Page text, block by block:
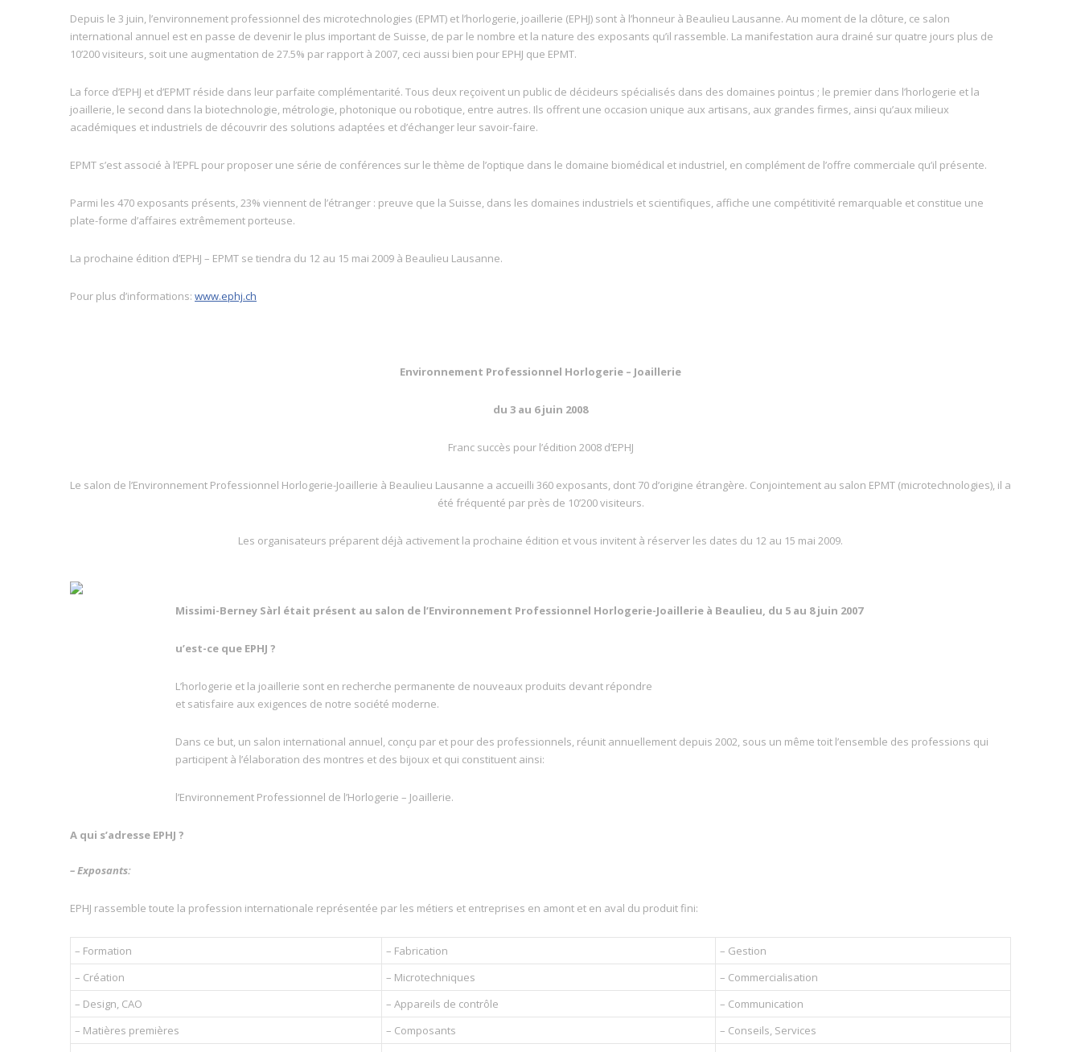
Depuis le 3 juin, l’environnement professionnel des microtechnologies (EPMT) et l’horlogerie, joaillerie (EPHJ) sont à l’honneur à Beaulieu Lausanne. Au moment de la clôture, ce salon
international annuel est en passe de devenir le plus important de Suisse, de par le nombre et la nature des exposants qu’il rassemble. La manifestation aura drainé sur quatre jours plus de
10’200 visiteurs, soit une augmentation de 27.5% par rapport à 2007, ceci aussi bien pour EPHJ que EPMT.
La force d’EPHJ et d’EPMT réside dans leur parfaite complémentarité. Tous deux reçoivent un public de décideurs spécialisés dans des domaines pointus ; le premier dans l’horlogerie et la
joaillerie, le second dans la biotechnologie, métrologie, photonique ou robotique, entre autres. Ils offrent une occasion unique aux artisans, aux grandes firmes, ainsi qu’aux milieux
académiques et industriels de découvrir des solutions adaptées et d’échanger leur savoir-faire.
EPMT s’est associé à l’EPFL pour proposer une série de conférences sur le thème de l’optique dans le domaine biomédical et industriel, en complément de l’offre commerciale qu’il présente.
Parmi les 470 exposants présents, 23% viennent de l’étranger : preuve que la Suisse, dans les domaines industriels et scientifiques, affiche une compétitivité remarquable et constitue une
plate-forme d’affaires extrêmement porteuse.
La prochaine édition d’EPHJ – EPMT se tiendra du 12 au 15 mai 2009 à Beaulieu Lausanne.
Pour plus d’informations: www.ephj.ch
Environnement Professionnel Horlogerie – Joaillerie
du 3 au 6 juin 2008
Franc succès pour l’édition 2008 d’EPHJ
Le salon de l’Environnement Professionnel Horlogerie-Joaillerie à Beaulieu Lausanne a accueilli 360 exposants, dont 70 d’origine étrangère. Conjointement au salon EPMT (microtechnologies), il a
été fréquenté par près de 10’200 visiteurs.
Les organisateurs préparent déjà activement la prochaine édition et vous invitent à réserver les dates du 12 au 15 mai 2009.
Missimi-Berney Sàrl était présent au salon de l’Environnement Professionnel Horlogerie-Joaillerie à Beaulieu, du 5 au 8 juin 2007
u’est-ce que EPHJ ?
L’horlogerie et la joaillerie sont en recherche permanente de nouveaux produits devant répondre
et satisfaire aux exigences de notre société moderne.
Dans ce but, un salon international annuel, conçu par et pour des professionnels, réunit annuellement depuis 2002, sous un même toit l’ensemble des professions qui
participent à l’élaboration des montres et des bijoux et qui constituent ainsi:
l’Environnement Professionnel de l’Horlogerie – Joaillerie.
A qui s’adresse EPHJ ?
– Exposants:
EPHJ rassemble toute la profession internationale représentée par les métiers et entreprises en amont et en aval du produit fini:
– Formation – Fabrication
– Gestion
– Création
– Microtechniques
– Commercialisation
– Design, CAO
– Appareils de contrôle
– Communication
– Matières premières
– Composants
– Conseils, Services